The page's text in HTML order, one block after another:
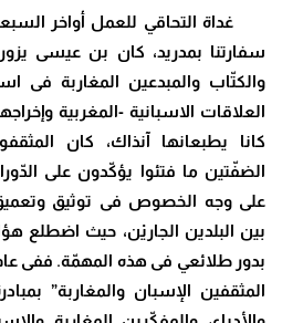
غداة التحاقي للعمل أواخر
سفارتنا بمدريد، كان بن عيسى
والكتّاب والمبدعين المغاربة فى
العلاقات الاسبانية -المغربية
كانا يطبعانها آنذاك، كان
الضفّتين ما فتئوا يؤكّدون على
على وجه الخصوص فى توثيق
بين البلدين الجاريْن، حيث اضطلع
المثقفين الإسبان والمغاربة”